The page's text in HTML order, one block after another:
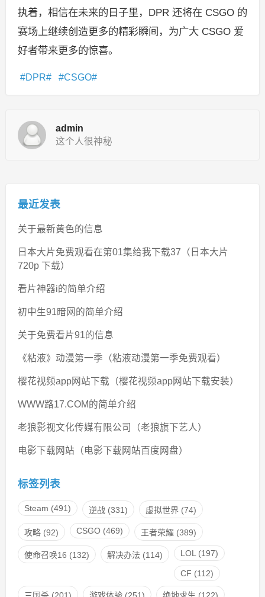
执着，相信在未来的日子里，DPR 还将在 CSGO 的
赛场上继续创造更多的精彩瞬间，为广大 CSGO 爱
好者带来更多的惊喜。
DPR CSGO
admin
这个人很神秘
最近发表
关于最新黄色的信息
日本大片免费观看在第01集给我下载37（日本大片
720p 下载）
看片神器i的简单介绍
初中生91暗网的简单介绍
关于免费看片91的信息
《粘液》动漫第一季（粘液动漫第一季免费观看）
樱花视频app网站下载（樱花视频app网站下载安装）
WWW路17.COM的简单介绍
老狼影视文化传媒有限公司（老狼旗下艺人）
电影下载网站（电影下载网站百度网盘）
标签列表
Steam (491) 逆战(331) 虚拟世界(74)
攻略(92) CSGO(469) 王者荣耀 (389)
使命召唤16 (132) 解决办法 (114) LOL(197)
CF (112)